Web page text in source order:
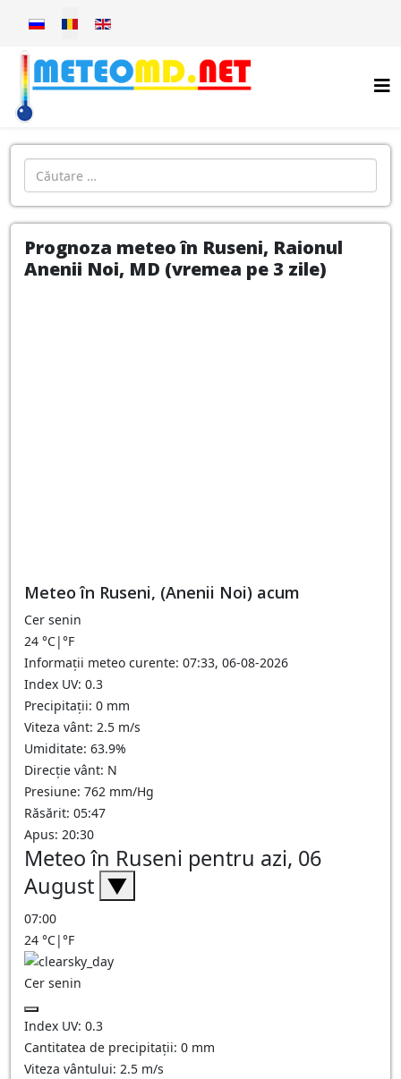
Selectați limba dvs
Introdu localitatea:
Prognoza meteo în Ruseni, Raionul
Anenii Noi, MD (vremea pe 3 zile)
Meteo în Ruseni, (Anenii Noi) acum
Cer senin
24 °C|°F
Informații meteo curente: 07:33, 06-08-2026
Index UV: 0.3
Precipitații: 0 mm
Viteza vânt: 2.5 m/s
Umiditate: 63.9%
Direcție vânt: N
Presiune: 762 mm/Hg
Răsărit: 05:47
Apus: 20:30
Meteo în Ruseni pentru azi, 06
August ▼
07:00
24 °C|°F
Cer senin
Index UV: 0.3
Cantitatea de precipitații: 0 mm
Viteza vântului: 2.5 m/s